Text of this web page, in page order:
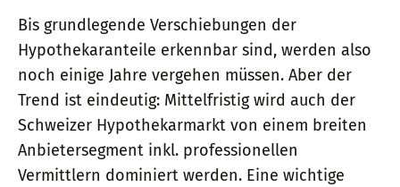
Bis grundlegende Verschiebungen der
Hypothekaranteile erkennbar sind, werden also
noch einige Jahre vergehen müssen. Aber der
Trend ist eindeutig: Mittelfristig wird auch der
Schweizer Hypothekarmarkt von einem breiten
Anbietersegment inkl. professionellen
Vermittlern dominiert werden. Eine wichtige